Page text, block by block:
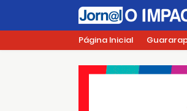
Página Inicial